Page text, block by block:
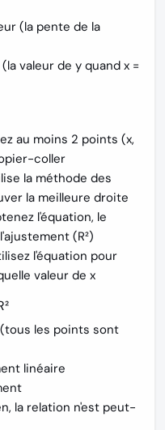
(la pente de la
valeur de y quand x =
au moins 2 points (x,
coller
la méthode des
la meilleure droite
l'équation, le
(R²)
l'équation pour
valeur de x
les points sont
linéaire
la relation n'est peut-